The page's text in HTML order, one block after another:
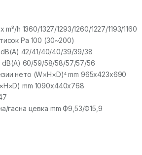
h 1360/1327/1293/1260/1227/1193/1160
Pa 100 (30~200)
dB(A) 42/41/40/40/39/39/38
dB(A) 60/59/58/58/57/57/56
нето (W×H×D)⁴ mm 965x423x690
mm 1090x440x768
гасна цевка mm Ф9,53/Ф15,9